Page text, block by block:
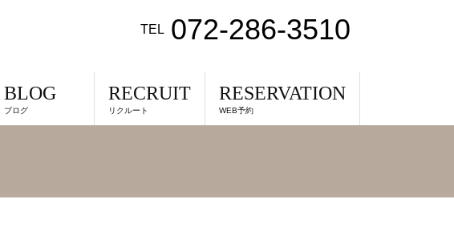
TEL 072-286-3510
BLOG
ブログ
RECRUIT
リクルート
RESERVATION
WEB予約